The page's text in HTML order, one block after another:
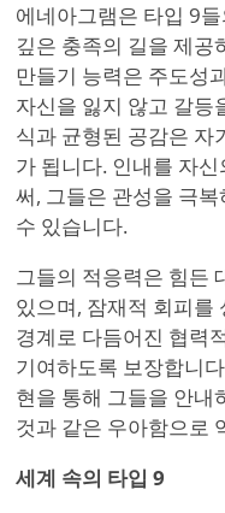
에네아그램은 타입 9
깊은 충족의 길을 제
만들기 능력은 주도성
자신을 잃지 않고 갈등
식과 균형된 공감은 자
가 됩니다. 인내를 자
써, 그들은 관성을 극
수 있습니다.
그들의 적응력은 힘든
있으며, 잠재적 회피를
경계로 다듬어진 협력
기여하도록 보장합니
현을 통해 그들을 안내
것과 같은 우아함으로
세계 속의 타입 9